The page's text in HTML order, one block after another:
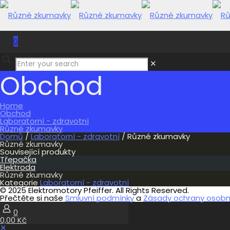
0
0,00 Kč
✕
Obchod
Home
Obchod
Laboratorní - zdravotní
Různé zkumavky
Domů / Laboratorní - zdravotní / Různé zkumavky
Různé zkumavky
Související produkty
Třepačka
Elektroda
Různé zkumavky
Kategorie Laboratorní - zdravotní
© 2025 Elektromotory Pfeiffer. All Rights Reserved.
Přečtěte si naše Smluvní podmínkya Zásady ochrany
0
0,00 Kč
✕